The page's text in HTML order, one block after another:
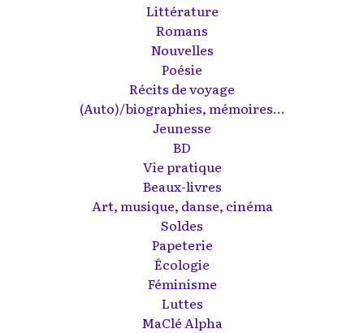
Littérature
Romans
Nouvelles
Poésie
Récits de voyage
(Auto)/biographies, mémoires...
Jeunesse
BD
Vie pratique
Beaux-livres
Art, musique, danse, cinéma
Soldes
Papeterie
Écologie
Féminisme
Luttes
MaClé Alpha